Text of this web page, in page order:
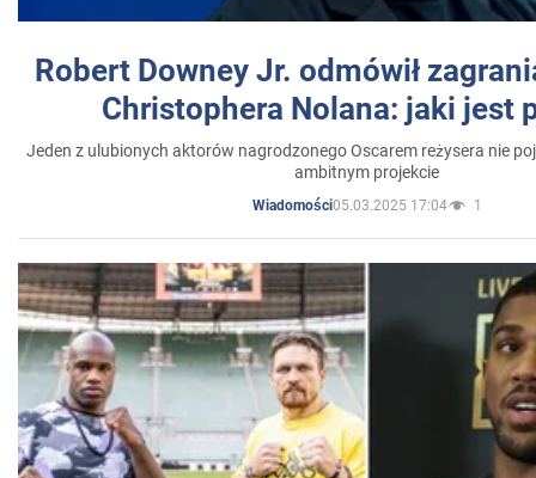
Robert Downey Jr. odmówił
Christophera Nolana: jaki jest
Jeden z ulubionych aktorów nagrodzonego Oscarem reżysera nie
ambitnym projekcie
Wiadomości05.03.2025 17:04 1